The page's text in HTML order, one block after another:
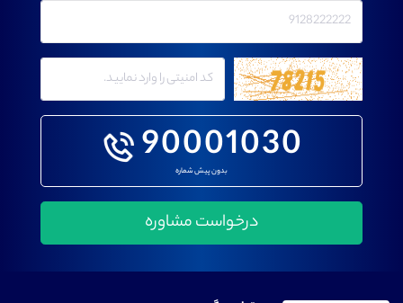
90001030
بدون پیش شماره